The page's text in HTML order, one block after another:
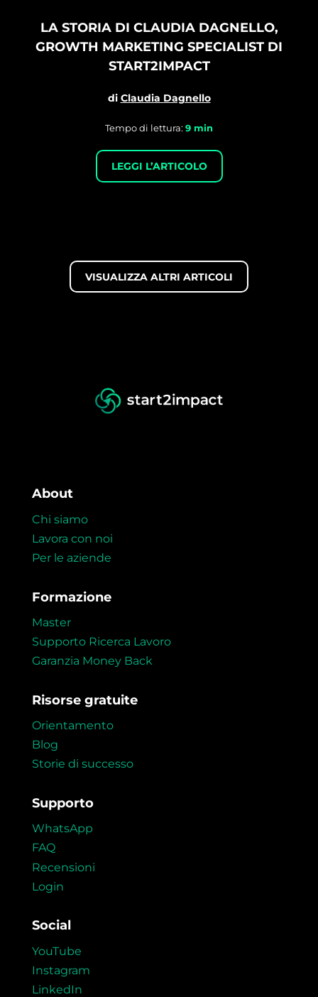
LA STORIA DI CLAUDIA DAGNELLO,
GROWTH MARKETING SPECIALIST DI
START2IMPACT
di Claudia Dagnello
Tempo di lettura: 9 min
LEGGI L’ARTICOLO
VISUALIZZA ALTRI ARTICOLI
About
Chi siamo
Lavora con noi
Per le aziende
Formazione
Master
Supporto Ricerca Lavoro
Garanzia Money Back
Risorse gratuite
Orientamento
Blog
Storie di successo
Supporto
WhatsApp
FAQ
Recensioni
Login
Social
YouTube
Instagram
LinkedIn